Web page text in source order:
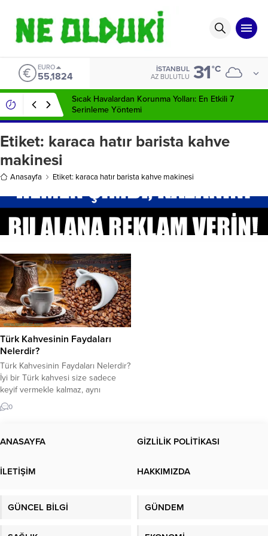
EURO
55,1824
İSTANBUL
AZ BULUTLU 31°C
Sıcak Havalardan Korunma Yolları: En Etkili 7
Serinleme Yöntemi
Etiket: karaca hatır barista kahve
makinesi
Anasayfa Etiket: karaca hatır barista kahve makinesi
Türk Kahvesinin Faydaları
Nelerdir?
Türk Kahvesinin Faydaları Nelerdir?
İyi bir Türk kahvesi size sadece
keyif vermekle kalmaz, aynı
zamanda sağlığınıza da katkıda
bulunur. Türk Kahvesinin
Tansiyona Faydaları. Türk
sonra bir fincan Türk kahvesi bir
misafir ağırlarken...
0
ANASAYFA GİZLİLİK POLİTİKASI
İLETİŞİM HAKKIMIZDA
GÜNCEL BİLGİ GÜNDEM